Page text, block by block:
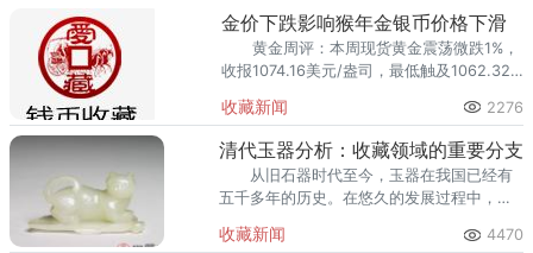
落。
金价下跌影响猴年金银币价格下滑
黄金周评：本周现货黄金震荡微跌1%，
收报1074.16美元/盎司，最低触及1062.32
悬念，市场焦点开始转向加息进程和通胀预
期，
收藏新闻 2276
清代玉器分析：收藏领域的重要分支
从旧石器时代至今，玉器在我国已经有
五千多年的历史。在悠久的发展过程中，玉
为玉器更增添了几分文化价值。
收藏新闻 4470